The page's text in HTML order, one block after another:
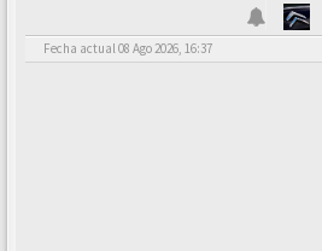
Fecha actual 08 Ago 2026, 16:37